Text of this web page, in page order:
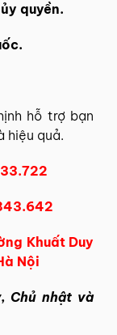
quyền.
hỗ trợ bạn
hiệu quả.
Khuất Duy
Nội
Chủ nhật và